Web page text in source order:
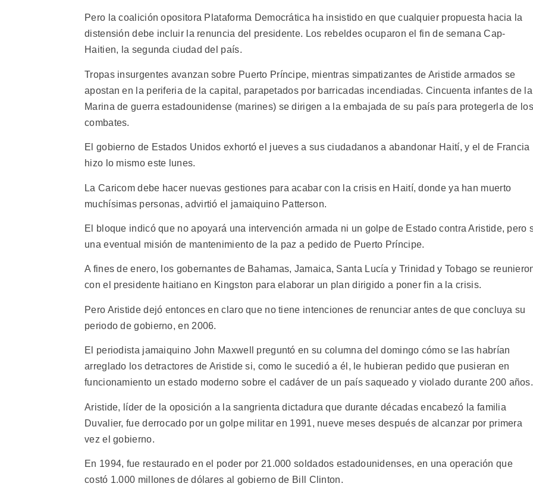
Pero la coalición opositora Plataforma Democrática ha insistido en que cualquier propuesta hacia la
distensión debe incluir la renuncia del presidente. Los rebeldes ocuparon el fin de semana Cap-
Haitien, la segunda ciudad del país.
Tropas insurgentes avanzan sobre Puerto Príncipe, mientras simpatizantes de Aristide armados se
apostan en la periferia de la capital, parapetados por barricadas incendiadas. Cincuenta infantes de la
Marina de guerra estadounidense (marines) se dirigen a la embajada de su país para protegerla de los
combates.
El gobierno de Estados Unidos exhortó el jueves a sus ciudadanos a abandonar Haití, y el de Francia
hizo lo mismo este lunes.
La Caricom debe hacer nuevas gestiones para acabar con la crisis en Haití, donde ya han muerto
muchísimas personas, advirtió el jamaiquino Patterson.
El bloque indicó que no apoyará una intervención armada ni un golpe de Estado contra Aristide, pero
una eventual misión de mantenimiento de la paz a pedido de Puerto Príncipe.
A fines de enero, los gobernantes de Bahamas, Jamaica, Santa Lucía y Trinidad y Tobago se
con el presidente haitiano en Kingston para elaborar un plan dirigido a poner fin a la crisis.
Pero Aristide dejó entonces en claro que no tiene intenciones de renunciar antes de que concluya su
periodo de gobierno, en 2006.
El periodista jamaiquino John Maxwell preguntó en su columna del domingo cómo se las habrían
arreglado los detractores de Aristide si, como le sucedió a él, le hubieran pedido que pusieran en
funcionamiento un estado moderno sobre el cadáver de un país saqueado y violado durante 200 años.
Aristide, líder de la oposición a la sangrienta dictadura que durante décadas encabezó la familia
Duvalier, fue derrocado por un golpe militar en 1991, nueve meses después de alcanzar por primera
vez el gobierno.
En 1994, fue restaurado en el poder por 21.000 soldados estadounidenses, en una operación que
costó 1.000 millones de dólares al gobierno de Bill Clinton.